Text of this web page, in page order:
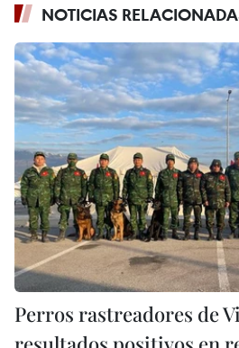
NOTICIAS
Perros rastreadores de